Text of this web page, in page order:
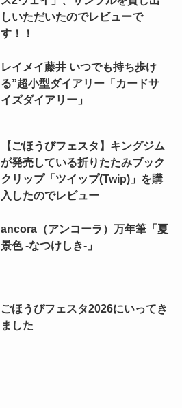
しいただいたのでレビューで
す！！
レイメイ藤井 いつでも持ち歩け
る”超小型ダイアリー「カードサ
イズダイアリー」
【ごほうびフェスタ】キングジム
が発売している折りたたみブック
クリップ「ツイップ(Twip)」を購
入したのでレビュー
ancora（アンコーラ）万年筆「夏
景色 -なつけしき-」
ごほうびフェスタ2026にいってき
ました